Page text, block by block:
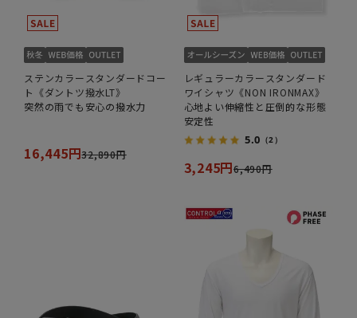
ステンカラースタンダードコー
ト《ダントツ撥水LT》
突然の雨でも安心の撥水力
16,445円32,890円
レギュラーカラースタンダード
ワイシャツ《NON IRONMAX》
心地よい伸縮性と圧倒的な形態
安定性
5.0 （2）
3,245円6,490円